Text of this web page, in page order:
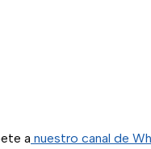
a nuestro canal de